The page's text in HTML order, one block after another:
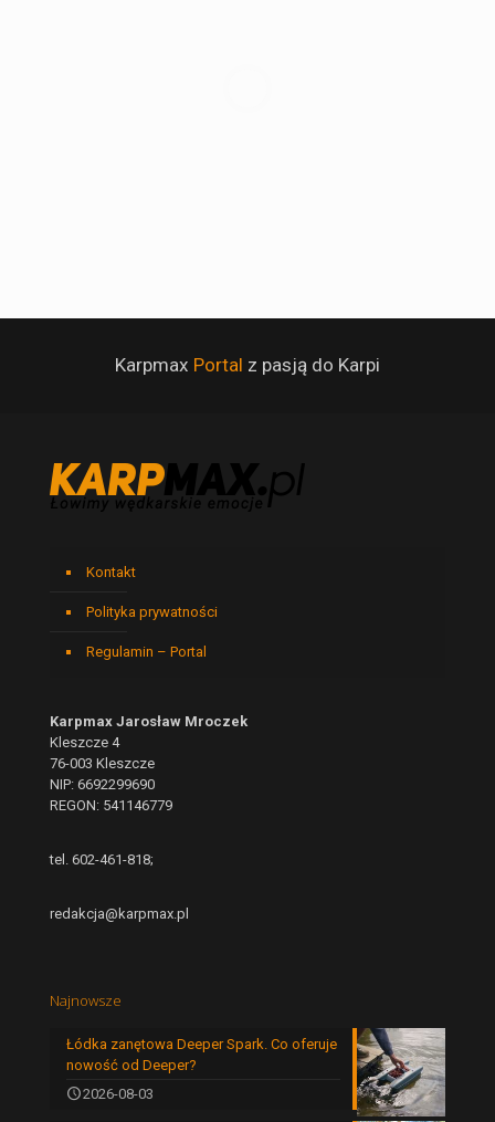
Karpmax Portal z pasją do Karpi
Kontakt
Polityka prywatności
Regulamin – Portal
Karpmax Jarosław Mroczek
Kleszcze 4
76-003 Kleszcze
NIP: 6692299690
REGON: 541146779
tel. 602-461-818;
redakcja@karpmax.pl
Najnowsze
Łódka zanętowa Deeper Spark. Co oferuje
nowość od Deeper?
2026-08-03